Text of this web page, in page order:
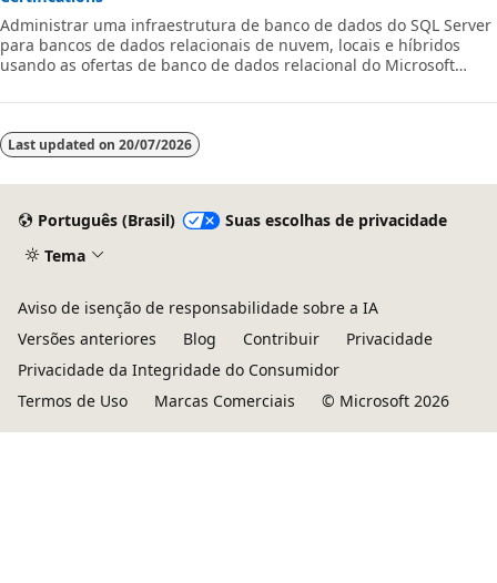
Administrar uma infraestrutura de banco de dados do SQL Server
para bancos de dados relacionais de nuvem, locais e híbridos
usando as ofertas de banco de dados relacional do Microsoft
Last updated on 20/07/2026
Português (Brasil)
Suas escolhas de privacidade
Tema
Aviso de isenção de responsabilidade sobre a IA
Versões anteriores
Blog Contribuir
Privacidade
Privacidade da Integridade do Consumidor
Termos de Uso
Marcas Comerciais © Microsoft 2026